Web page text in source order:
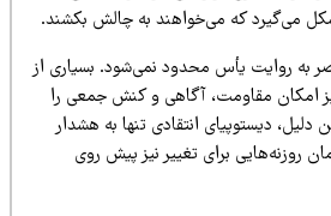
که می‌خواهند به چالش بکشند.
روایت یأس محدود نمی‌شود. بسیاری از
مقاومت، آگاهی و کنش جمعی را
انتقادی تنها به هشدار
برای تغییر نیز پیش روی